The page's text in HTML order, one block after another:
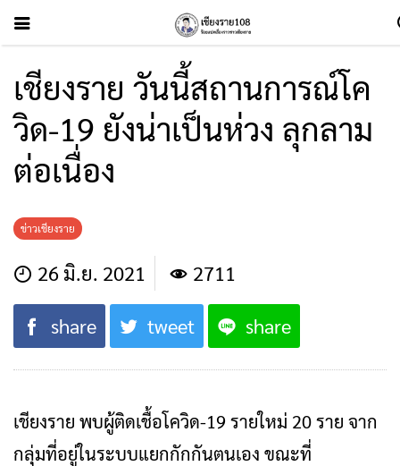
เชียงราย วันนี้สถานการณ์โค
วิด-19 ยังน่าเป็นห่วง ลุกลาม
ต่อเนื่อง
ข่าวเชียงราย
26 มิ.ย. 2021 2711
share tweet share
เชียงราย พบผู้ติดเชื้อโควิด-19 รายใหม่ 20 ราย จาก
กลุ่มที่อยู่ในระบบแยกกักกันตนเอง ขณะที่